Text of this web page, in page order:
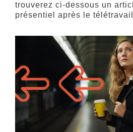
trouverez ci-dessous un
présentiel après le